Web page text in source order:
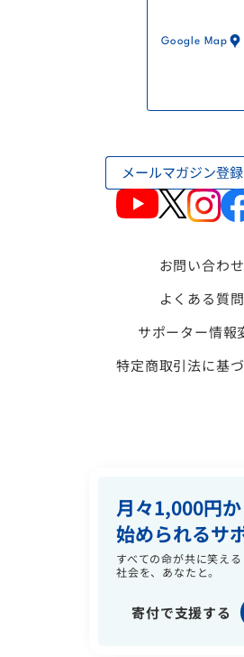
Google Map
お問い合わせ
よくある質問
サポーター情報
特定商取引法に基
月々1,000円
始められるサ
すべての命が共に笑える
社会を、あなたと。
寄付で支援する